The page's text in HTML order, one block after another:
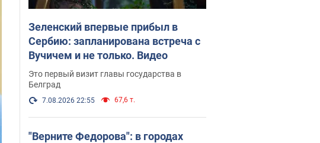
Зеленский впервые прибыл в
Сербию: запланирована встреча с
Вучичем и не только. Видео
Это первый визит главы государства в
Белград
7.08.2026 22:55 67,6 т.
"Верните Федорова": в городах